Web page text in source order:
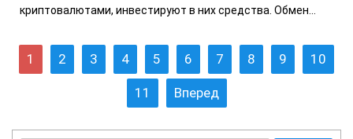
криптовалютами, инвестируют в них средства. Обмен...
1 2 3 4 5 6 7 8 9 10
11 Вперед